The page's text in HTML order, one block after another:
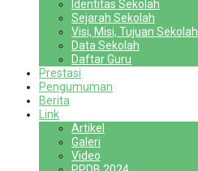
Identitas Sekolah
Sejarah Sekolah
Visi, Misi, Tujuan Sekolah
Data Sekolah
Daftar Guru
Prestasi
Pengumuman
Berita
Link
Artikel
Galeri
Video